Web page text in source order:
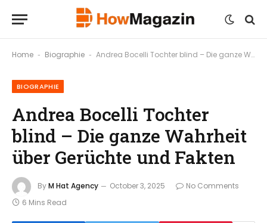
Home - Biographie - Andrea Bocelli Tochter blind – Die ganze Wahrheit über Gerüchte und Fakten
BIOGRAPHIE
Andrea Bocelli Tochter
blind – Die ganze Wahrheit
über Gerüchte und Fakten
ByM Hat Agency October 3, 2025
No Comments
6 Mins Read